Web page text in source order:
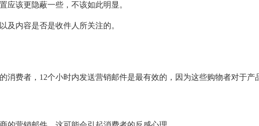
应该更隐蔽一些，不该如此明显。
及内容是否是收件人所关注的。
费者，12个小时内发送营销邮件是最有效的，因为这些购物者对于产